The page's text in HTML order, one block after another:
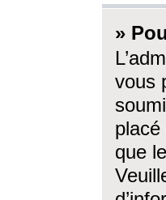
»
vous
placé
que